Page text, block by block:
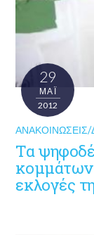
29
ΜΑΪ́
2012
Τα
κομμάτων
εκλογές